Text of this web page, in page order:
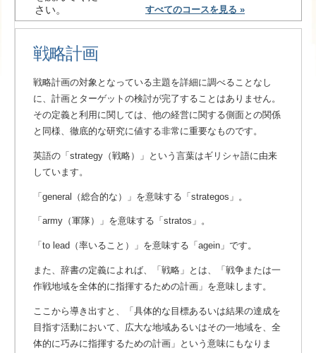
すべてのコースを見る »
さい。
戦略計画
戦略計画の対象となっている主題を詳細に調べることなし
に、計画とターゲットの検討が完了することはありません。
その定義と利用に関しては、他の経営に関する側面との関係
と同様、徹底的な研究に値する非常に重要なものです。
英語の「strategy（戦略）」という言葉はギリシャ語に由来
しています。
「general（総合的な）」を意味する「strategos」。
「army（軍隊）」を意味する「stratos」。
「to lead（率いること）」を意味する「agein」です。
また、辞書の定義によれば、「戦略」とは、「戦争または一
作戦地域を全体的に指揮するための計画」を意味します。
ここから導き出すと、「具体的な目標あるいは結果の達成を
目指す活動において、広大な地域あるいはその一地域を、全
体的に巧みに指揮するための計画」という意味にもなりま